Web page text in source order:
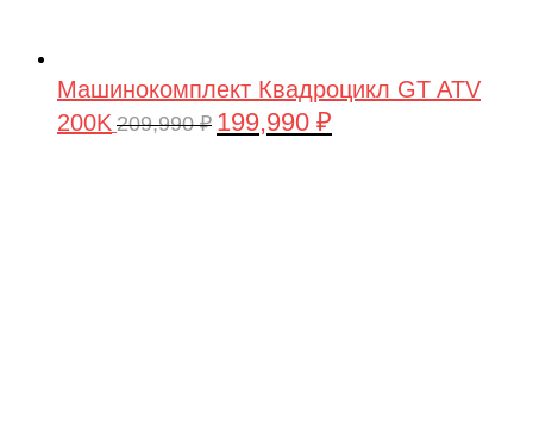
Машинокомплект Квадроцикл GT ATV
200K 209,990₽ Первоначальная
199,990 ₽